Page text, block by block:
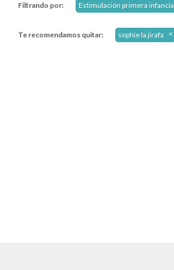
Filtrando por: Estimulación primera infancia
Te recomendamos quitar: sophie la jirafa